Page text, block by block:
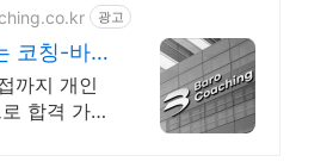
광고
코칭-바로
컨설팅
까지 개인
합격 가능